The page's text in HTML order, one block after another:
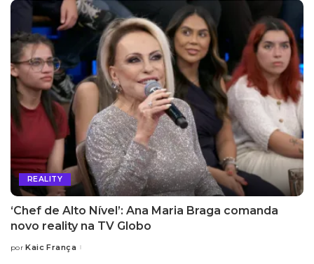
REALITY
‘Chef de Alto Nível’: Ana Maria Braga comanda
novo reality na TV Globo
Posted
por Kaic França